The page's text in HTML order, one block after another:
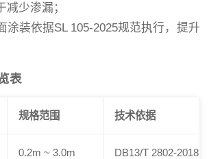
减少渗漏；
涂装依据SL 105-2025规范执行，提升
表
规格范围 技术依据
0.2m ~ 3.0m DB13/T 2802-2018